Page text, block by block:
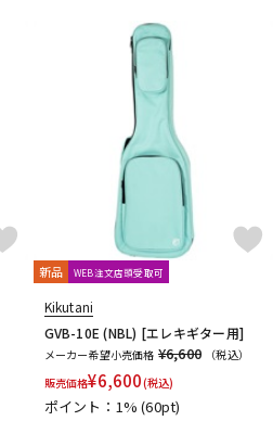
レコーディング機器
楽器アクセサリ
ヴィンテージ
新品 WEB注文店頭受取可
Kikutani
GVB-10E (NBL) [エレキギター用]
メーカー希望小売価格 ¥6,600
（税込）
販売価格¥6,600(税込)
ポイント：1%(60pt)